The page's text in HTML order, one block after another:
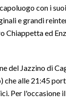
con i
e grandi
Chiappetta ed
del Jazzino di
che alle 21:45
Per l'occasione